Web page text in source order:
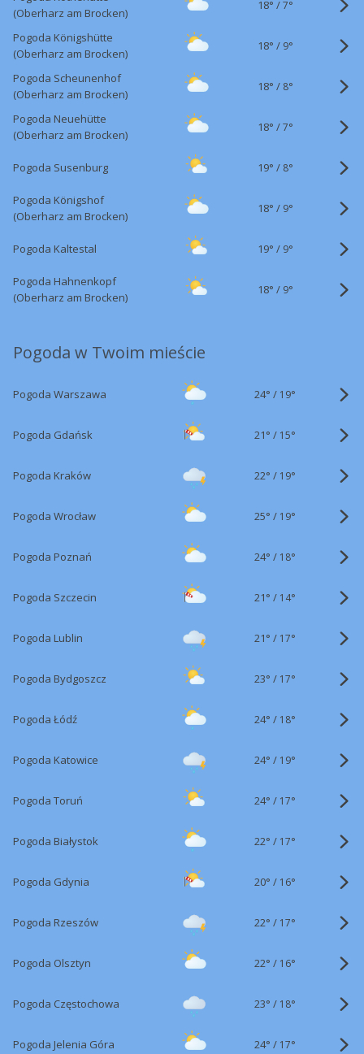
(Oberharz am Brocken)
18° /7°
Pogoda Königshütte
(Oberharz am Brocken)
18° / 9°
Pogoda Scheunenhof
(Oberharz am Brocken)
18° / 8°
Pogoda Neuehütte
(Oberharz am Brocken)
18° /7°
Pogoda Susenburg 19° / 8°
Pogoda Königshof
(Oberharz am Brocken)
18° / 9°
Pogoda Kaltestal 19° / 9°
Pogoda Hahnenkopf
(Oberharz am Brocken)
18° / 9°
Pogoda w Twoim mieście
Pogoda Warszawa 24° / 19°
Pogoda Gdańsk 21° / 15°
Pogoda Kraków 22° / 19°
Pogoda Wrocław 25° / 19°
Pogoda Poznań 24° / 18°
Pogoda Szczecin 21° / 14°
Pogoda Lublin 21° / 17°
Pogoda Bydgoszcz 23° / 17°
Pogoda Łódź 24° / 18°
Pogoda Katowice 24° / 19°
Pogoda Toruń 24° / 17°
Pogoda Białystok 22° / 17°
Pogoda Gdynia 20° / 16°
Pogoda Rzeszów 22° / 17°
Pogoda Olsztyn 22° / 16°
Pogoda Częstochowa 23° / 18°
Pogoda Jelenia Góra 24° / 17°